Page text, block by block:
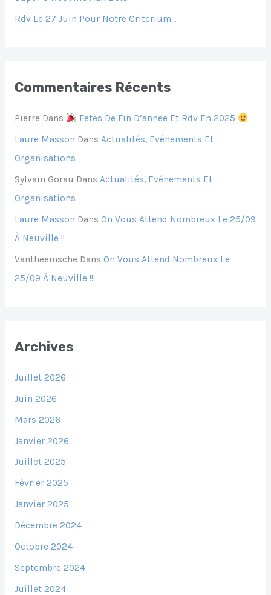
Rdv Le 27 Juin Pour Notre Criterium…
Commentaires Récents
Pierre Dans
Fetes De Fin D’annee Et Rdv En 2025
Laure Masson Dans Actualités, Evénements Et
Organisations
Sylvain Gorau Dans Actualités, Evénements Et
Organisations
Laure Masson Dans On Vous Attend Nombreux Le 25/09
À Neuville !!
Vantheemsche Dans On Vous Attend Nombreux Le
25/09 À Neuville !!
Archives
Juillet 2026
Juin 2026
Mars 2026
Janvier 2026
Juillet 2025
Février 2025
Janvier 2025
Décembre 2024
Octobre 2024
Septembre 2024
Juillet 2024